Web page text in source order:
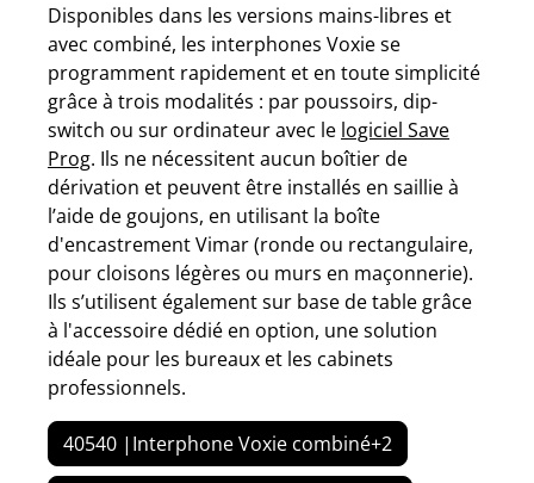
Disponibles dans les versions mains-libres et
avec combiné, les interphones Voxie se
programment rapidement et en toute simplicité
grâce à trois modalités : par poussoirs, dip-
switch ou sur ordinateur avec le logiciel Save
Prog. Ils ne nécessitent aucun boîtier de
dérivation et peuvent être installés en saillie à
l’aide de goujons, en utilisant la boîte
d'encastrement Vimar (ronde ou rectangulaire,
pour cloisons légères ou murs en maçonnerie).
Ils s’utilisent également sur base de table grâce
à l'accessoire dédié en option, une solution
idéale pour les bureaux et les cabinets
professionnels.
40540 |Interphone Voxie combiné+2